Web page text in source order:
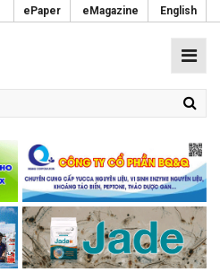
ePaper eMagazine English